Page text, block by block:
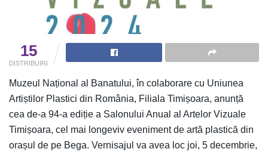
15
DISTRIBUIRI
Muzeul Național al Banatului, în colaborare cu Uniunea
Artiștilor Plastici din România, Filiala Timișoara, anunță
cea de-a 94-a ediție a Salonului Anual al Artelor Vizuale
Timișoara, cel mai longeviv eveniment de artă plastică din
orașul de pe Bega. Vernisajul va avea loc joi, 5 decembrie,